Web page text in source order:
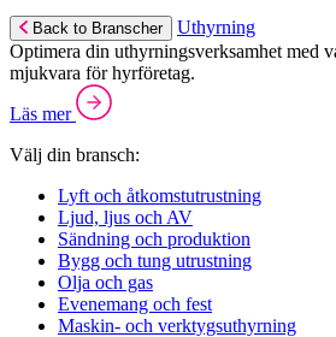
Back to Branscher
Uthyrning
Optimera din uthyrningsverksamhet med
mjukvara för hyrföretag.
Läs mer
Välj din bransch:
Lyft och åtkomstutrustning
Ljud, ljus och AV
Sändning och produktion
Bygg och tung utrustning
Olja och gas
Evenemang och fest
Maskin- och verktygsuthyrning